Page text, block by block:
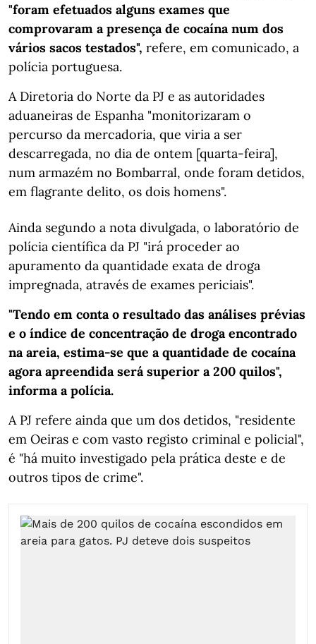
"foram efetuados alguns exames que
comprovaram a presença de cocaína num dos
vários sacos testados", refere, em comunicado, a
polícia portuguesa.
A Diretoria do Norte da PJ e as autoridades
aduaneiras de Espanha "monitorizaram o
percurso da mercadoria, que viria a ser
descarregada, no dia de ontem [quarta-feira],
num armazém no Bombarral, onde foram detidos,
em flagrante delito, os dois homens".
Ainda segundo a nota divulgada, o laboratório de
polícia científica da PJ "irá proceder ao
apuramento da quantidade exata de droga
impregnada, através de exames periciais".
"Tendo em conta o resultado das análises prévias
e o índice de concentração de droga encontrado
na areia, estima-se que a quantidade de cocaína
agora apreendida será superior a 200 quilos",
informa a polícia.
A PJ refere ainda que um dos detidos, "residente
em Oeiras e com vasto registo criminal e policial",
é "há muito investigado pela prática deste e de
outros tipos de crime".